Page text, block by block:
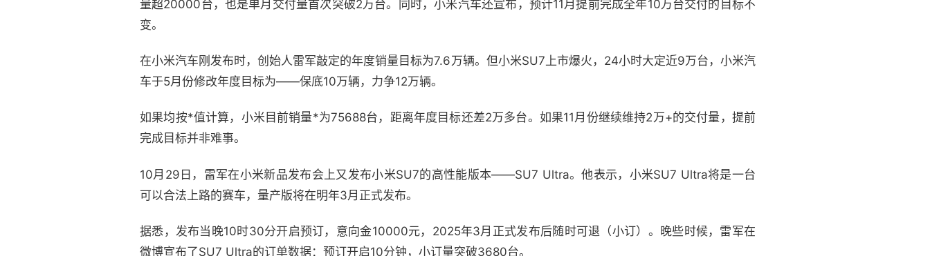
量超20000台，也是单月交付量首次突破2万台。同时，小米汽车还宣布，预计11月提前完成全年10万台交付的目标不
变。
在小米汽车刚发布时，创始人雷军敲定的年度销量目标为7.6万辆。但小米SU7上市爆火，24小时大定近9万台，小米汽
车于5月份修改年度目标为——保底10万辆，力争12万辆。
如果均按*值计算，小米目前销量*为75688台，距离年度目标还差2万多台。如果11月份继续维持2万+的交付量，提前
完成目标并非难事。
10月29日，雷军在小米新品发布会上又发布小米SU7的高性能版本——SU7 Ultra。他表示，小米SU7 Ultra将是一台
可以合法上路的赛车，量产版将在明年3月正式发布。
据悉，发布当晚10时30分开启预订，意向金10000元，2025年3月正式发布后随时可退（小订）。晚些时候，雷军在
微博宣布了SU7 Ultra的订单数据：预订开启10分钟，小订量突破3680台。